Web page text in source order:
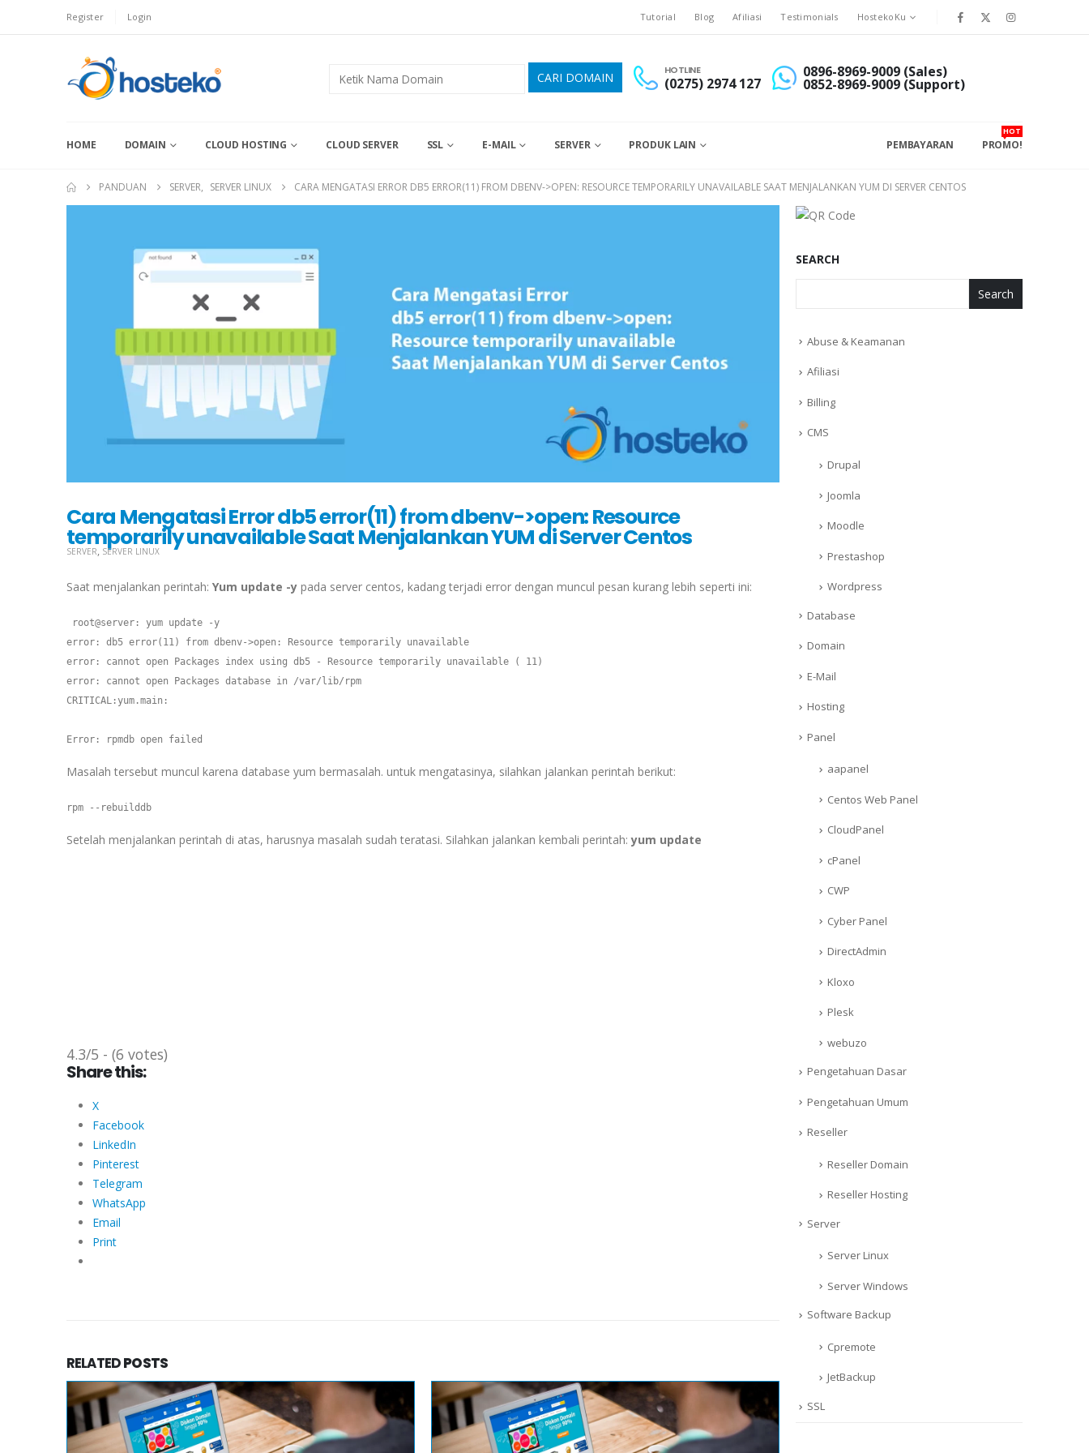
Register Login Tutorial Blog Afiliasi Testimonials HostekoKu
HOTLINE
(0275) 2974 127
0896-8969-9009 (Sales)
0852-8969-9009 (Support)
HOME DOMAIN CLOUD HOSTING CLOUD SERVER SSL E-MAIL SERVER PRODUK LAIN PEMBAYARAN PROMO!
HOT
PANDUAN SERVER, SERVER LINUX CARA MENGATASI ERROR DB5 ERROR(11) FROM DBENV->OPEN: RESOURCE TEMPORARILY UNAVAILABLE SAAT MENJALANKAN YUM DI SERVER CENTOS
Cara Mengatasi Error db5 error(11) from dbenv->open: Resource
temporarily unavailable Saat Menjalankan YUM di Server Centos
SERVER, SERVER LINUX
Saat menjalankan perintah: Yum update -y pada server centos, kadang terjadi error dengan muncul pesan kurang lebih seperti ini:
root@server: yum update -y
error: db5 error(11) from dbenv->open: Resource temporarily unavailable
error: cannot open Packages index using db5 - Resource temporarily unavailable ( 11)
error: cannot open Packages database in /var/lib/rpm
CRITICAL:yum.main:
Masalah tersebut muncul karena database yum bermasalah. untuk mengatasinya, silahkan jalankan perintah berikut:
Setelah menjalankan perintah di atas, harusnya masalah sudah teratasi. Silahkan jalankan kembali perintah:yum update
4.3/5 - (6 votes)
Share this:
X
Facebook
LinkedIn
Pinterest
Telegram
WhatsApp
Email
Print
RELATEDPOSTS
SEARCH
Search
Abuse & Keamanan
Afiliasi
Billing
CMS
Drupal
Joomla
Moodle
Prestashop
Wordpress
Database
Domain
E-Mail
Hosting
Panel
aapanel
Centos Web Panel
CloudPanel
cPanel
CWP
Cyber Panel
DirectAdmin
Kloxo
Plesk
webuzo
Pengetahuan Dasar
Pengetahuan Umum
Reseller
Reseller Domain
Reseller Hosting
Server
Server Linux
Server Windows
Software Backup
Cpremote
JetBackup
SSL